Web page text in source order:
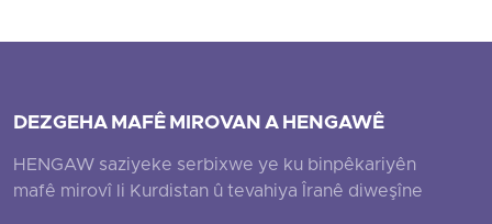
DEZGEHA MAFÊ MIROVAN A HENGAWÊ
HENGAW saziyeke serbixwe ye ku binpêkariyên
mafê mirovî li Kurdistan û tevahiya Îranê diweşîne